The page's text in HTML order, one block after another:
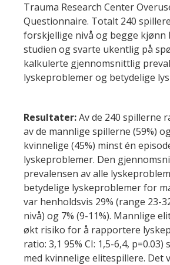
Trauma Research Center
Questionnaire. Totalt 240
forskjellige nivå og begge kjønn
studien og svarte ukentlig på
kalkulerte gjennomsnittlig
lyskeproblemer og betydelige
Resultater:Av de 240 spillerne
av de mannlige spillerne (59%)
kvinnelige (45%) minst én
lyskeproblemer. Den
prevalensen av alle
betydelige lyskeproblemer for
var henholdsvis 29% (range 23-
nivå) og 7% (9-11%). Mannlige
økt risiko for å rapportere
ratio: 3,1 95% CI: 1,5-6,4,
med kvinnelige elitespillere. Det